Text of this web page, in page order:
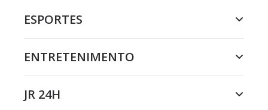
ESPORTES
ENTRETENIMENTO
JR 24H